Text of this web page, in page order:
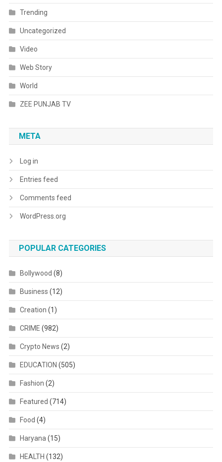
Trending
Uncategorized
Video
Web Story
World
ZEE PUNJAB TV
META
Log in
Entries feed
Comments feed
WordPress.org
POPULAR CATEGORIES
Bollywood (8)
Business (12)
Creation (1)
CRIME (982)
Crypto News (2)
EDUCATION (505)
Fashion (2)
Featured (714)
Food (4)
Haryana(15)
HEALTH (132)